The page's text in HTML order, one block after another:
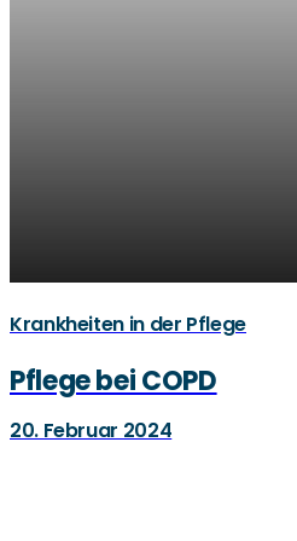
Krankheiten in der Pflege
Pflege bei COPD
20. Februar 2024